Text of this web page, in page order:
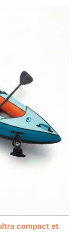
compact et